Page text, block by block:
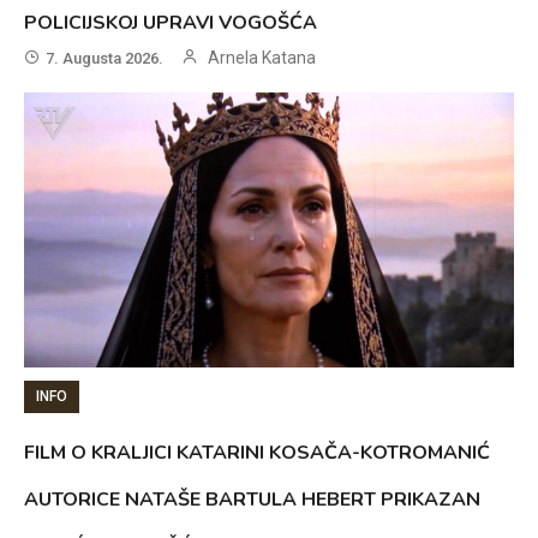
POLICIJSKOJ UPRAVI VOGOŠĆA
7. Augusta 2026. Arnela Katana
INFO
FILM O KRALJICI KATARINI KOSAČA-KOTROMANIĆ
AUTORICE NATAŠE BARTULA HEBERT PRIKAZAN